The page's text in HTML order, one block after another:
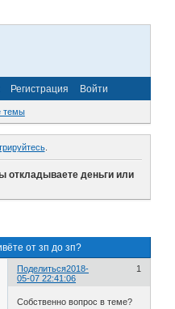
Регистрация Войти
темы
.
откладываете деньги или
от зп до зп?
Поделиться 1
2018-
05-07 22:41:06
Собственно вопрос в теме?